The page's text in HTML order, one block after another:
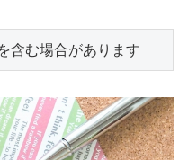
含む場合があります